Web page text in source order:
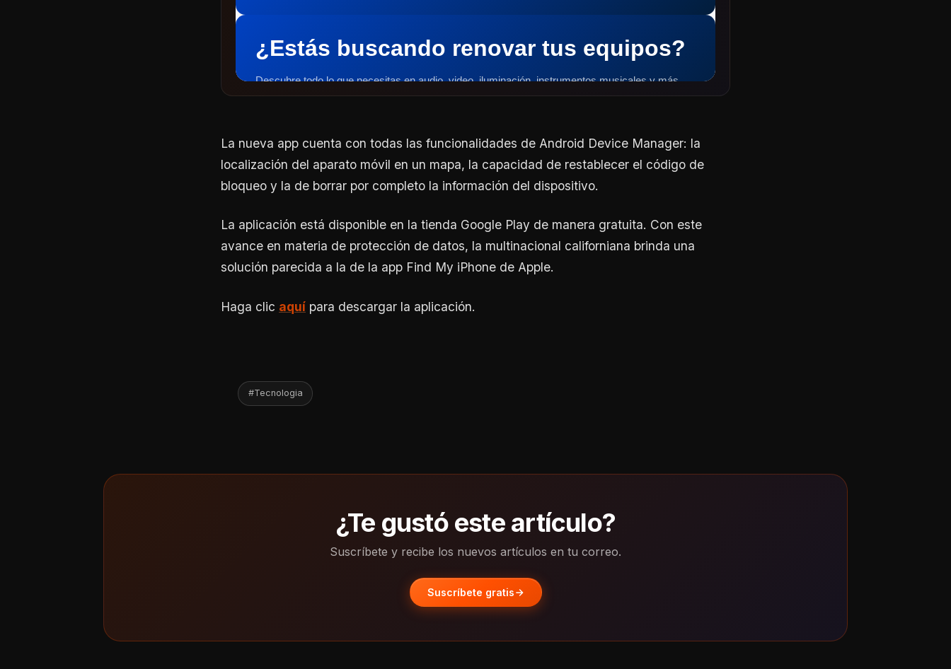
La nueva app cuenta con todas las funcionalidades de Android Device Manager: la
localización del aparato móvil en un mapa, la capacidad de restablecer el código de
bloqueo y la de borrar por completo la información del dispositivo.
La aplicación está disponible en la tienda Google Play de manera gratuita. Con este
avance en materia de protección de datos, la multinacional californiana brinda una
solución parecida a la de la app Find My iPhone de Apple.
Haga clic aquí para descargar la aplicación.
#Tecnologia
¿Te gustó este artículo?
Suscríbete y recibe los nuevos artículos en tu correo.
Suscríbete gratis